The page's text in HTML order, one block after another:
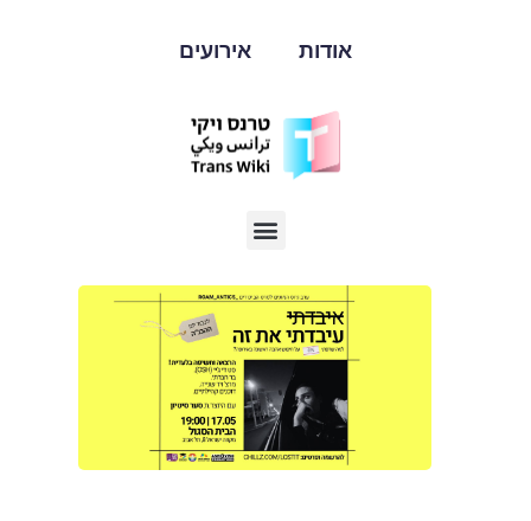
אודות אירועים